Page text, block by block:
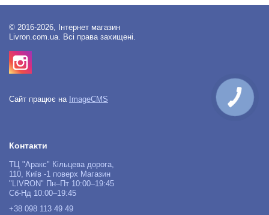
© 2016-2026, Інтернет магазин
Livron.com.ua. Всі права захищені.
Сайт працює на ImageCMS
Контакти
ТЦ "Аракс" Кільцева дорога,
110, Київ -1 поверх Магазин
"LIVRON" Пн–Пт 10:00–19:45
Сб-Нд 10:00–19:45
+38 098 113 49 49
КНОПКА
ЗВ'ЯЗКУ